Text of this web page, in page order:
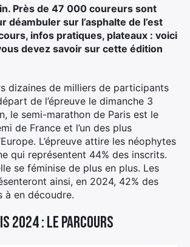
Près de 47 000 coureurs sont
déambuler sur l’asphalte de l’est
infos pratiques, plateaux : voici
devez savoir sur cette édition
dizaines de milliers de participants
de l’épreuve le dimanche 3
le semi-marathon de Paris est le
de France et l’un des plus
L’épreuve attire les néophytes
qui représentent 44% des inscrits.
se féminise de plus en plus. Les
ainsi, en 2024, 42% des
à en découdre.
2024 : le parcours